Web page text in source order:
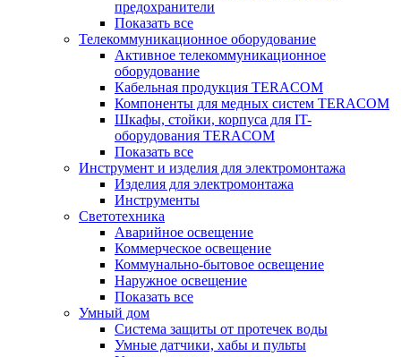
предохранители
Показать все
Телекоммуникационное оборудование
Активное телекоммуникационное
оборудование
Кабельная продукция TERACOM
Компоненты для медных систем TERACOM
Шкафы, стойки, корпуса для IT-
оборудования TERACOM
Показать все
Инструмент и изделия для электромонтажа
Изделия для электромонтажа
Инструменты
Светотехника
Аварийное освещение
Коммерческое освещение
Коммунально-бытовое освещение
Наружное освещение
Показать все
Умный дом
Система защиты от протечек воды
Умные датчики, хабы и пульты